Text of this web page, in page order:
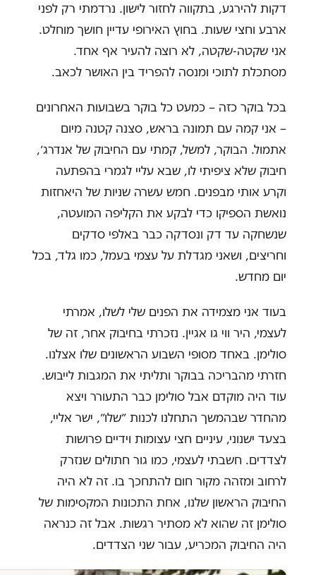
דקות להירגע, בתקווה לחזור לישון. נרדמתי רק לפני
ארבע וחצי שעות. בחוץ האירופי עדיין חושך מוחלט.
אני שקטה-שקטה, לא רוצה להעיר אף אחד.
מסתכלת לתוכי ומנסה להפריד בין האושר לכאב.
בכל בוקר כזה – כמעט כל בוקר בשבועות האחרונים
– אני קמה עם תמונה בראש, סצנה קטנה מיום
אתמול. הבוקר, למשל, קמתי עם החיבוק של אנדרג׳,
חיבוק שלא ציפיתי לו, שבא עליי לגמרי בהפתעה
וקרע אותי מבפנים. חמש עשרה שניות של היאחזות
נואשת הספיקו כדי לבקע את הקליפה המועטה,
שנשחקה עד דק ונסדקה כבר באלפי סדקים
וחריצים, ושאני מגדלת על עצמי בעמל, כמו גלד, בכל
יום מחדש.
בעוד אני מצמידה את הפנים שלי לשלו, אמרתי
לעצמי, היר ווי גו אגיין. נזכרתי בחיבוק אחר, זה של
סולימן. באחד מסופי השבוע הראשונים שלו אצלנו.
חזרתי מהבריכה בבוקר ותליתי את המגבות לייבוש.
עוד היה מוקדם אבל סולימן כבר התעורר ויצא
מהחדר שבהמשך התחלנו לכנות ״שלו״, ישר אליי,
בצעד ישנוני, עיניים חצי עצומות וידיים פרושות
לצדדים. חשבתי לעצמי, כמו גור חתולים שנזרק
לרחוב ומזהה מקור חום להתחכך בו. זה לא היה
החיבוק הראשון שלנו, אחת התכונות המקסימות של
סולימן זה שהוא לא מסתיר רגשות. אבל זה כנראה
היה החיבוק המכריע, עבור שני הצדדים.